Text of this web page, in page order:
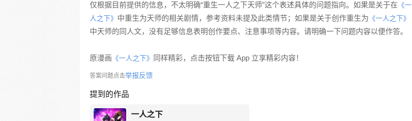
仅根据目前提供的信息，不太明确“重生一人之下天师”这个表述具体的问题指向。如果是关于在 《一
人之下》 中重生为天师的相关剧情，参考资料未提及此类情节；如果是关于创作重生为 《一人之下》
中天师的同人文，没有足够信息表明创作要点、注意事项等内容。请明确一下问题内容以便作答。
原漫画 《一人之下》 同样精彩，点击按钮下载 App 立享精彩内容！
答案问题点击举报反馈
提到的作品
一人之下